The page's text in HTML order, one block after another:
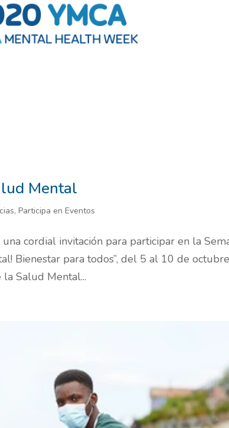
Mental
,Participa en Eventos
cordial invitación para participar en la
Bienestar para todos”, del 5 al 10 de
Salud Mental...